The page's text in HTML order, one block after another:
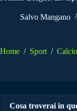
Salvo Mangano
Home / Sport / Calcio
Cosa troverai in